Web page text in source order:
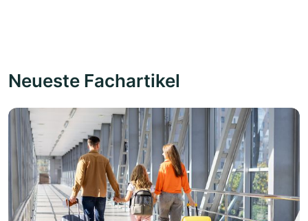
Neueste Fachartikel